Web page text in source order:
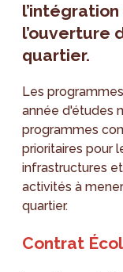
l’ouverture
quartier.
Les
année d'études
programmes
prioritaires pour
infrastructures
activités à
quartier.
Contrat